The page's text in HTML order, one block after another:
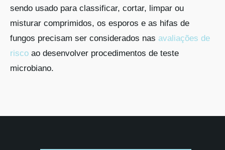
sendo usado para classificar, cortar, limpar ou
misturar comprimidos, os esporos e as hifas de
fungos precisam ser considerados nas avaliações de
riscoao desenvolver procedimentos de teste
microbiano.